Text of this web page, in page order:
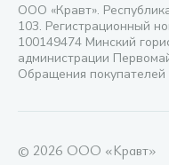
ООО «Кравт».
103. Регистрационный
100149474 Минский
администрации
Обращения
© 2026 ООО «Кравт»